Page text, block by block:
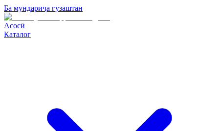
Ба мундариҷа гузаштан
Асосӣ
Каталог